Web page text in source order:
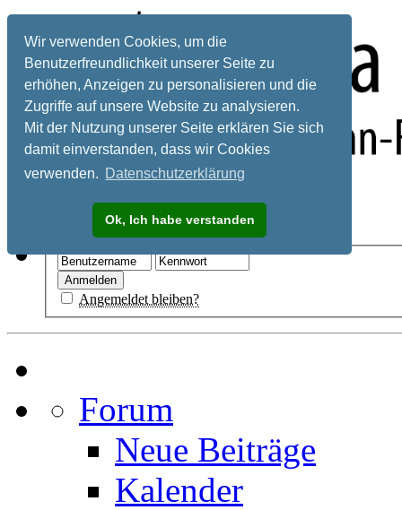
Wir verwenden Cookies, um die
Benutzerfreundlichkeit unserer Seite zu
erhöhen, Anzeigen zu personalisieren und die
Zugriffe auf unsere Website zu analysieren.
Mit der Nutzung unserer Seite erklären Sie sich
damit einverstanden, dass wir Cookies
verwenden. Datenschutzerklärung
Ok, Ich habe verstanden
Registrieren
Angemeldet bleiben?
Forum
Neue Beiträge
Kalender